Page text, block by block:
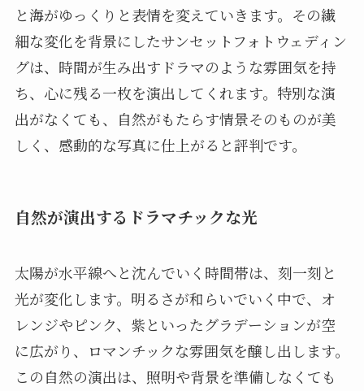
と海がゆっくりと表情を変えていきます。その繊
細な変化を背景にしたサンセットフォトウェディン
グは、時間が生み出すドラマのような雰囲気を持
ち、心に残る一枚を演出してくれます。特別な演
出がなくても、自然がもたらす情景そのものが美
しく、感動的な写真に仕上がると評判です。
自然が演出するドラマチックな光
太陽が水平線へと沈んでいく時間帯は、刻一刻と
光が変化します。明るさが和らいでいく中で、オ
レンジやピンク、紫といったグラデーションが空
に広がり、ロマンチックな雰囲気を醸し出します。
この自然の演出は、照明や背景を準備しなくても